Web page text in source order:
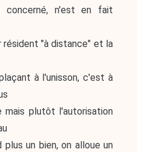
concerné, n'est en fait
résident "à distance" et la
à l'unisson, c'est à
mais plutôt l'autorisation
plus un bien, on alloue un